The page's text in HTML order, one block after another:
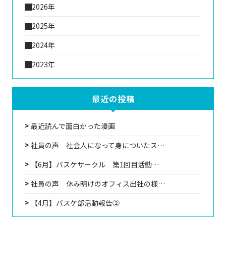
2026年
2025年
2024年
2023年
最近の投稿
最近読んで面白かった漫画
社員の声 社会人になって身についたス…
【6月】バスケサークル 第1回目活動…
社員の声 休み明けのオフィス出社の様…
【4月】バスケ部活動報告②